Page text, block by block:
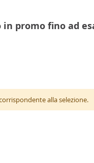
promo fino ad
alla selezione.